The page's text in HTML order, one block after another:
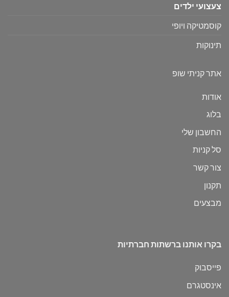
צעצועי ילדים
קוסמטיקה ויופי
תינוקות
אתר קניתי שופ
אודות
בלוג
החשבון שלי
סל קניות
צור קשר
תקנון
מבצעים
בקרו אותנו ברשתות חברתיות
פייסבוק
אינסטגרם